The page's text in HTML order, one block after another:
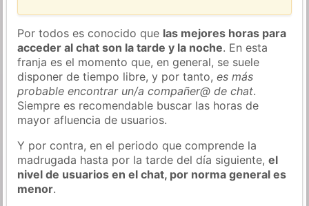
Por todos es conocido que las mejores horas para
acceder al chat son la tarde y la noche. En esta
franja es el momento que, en general, se suele
disponer de tiempo libre, y por tanto,es más
probable encontrar un/a compañer@ de chat.
Siempre es recomendable buscar las horas de
mayor afluencia de usuarios.
Y por contra, en el periodo que comprende la
madrugada hasta por la tarde del día siguiente,el
nivel de usuarios en el chat, por norma general es
menor.